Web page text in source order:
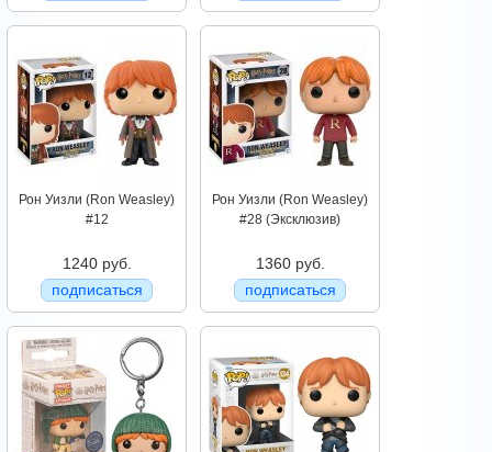
Рон Уизли (Ron Weasley)
#12
1240 руб.
подписаться
Рон Уизли (Ron Weasley)
#28 (Эксклюзив)
1360 руб.
подписаться